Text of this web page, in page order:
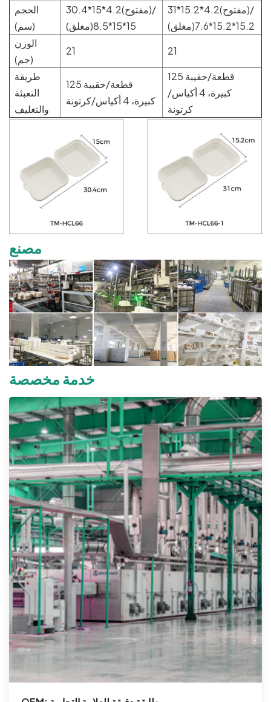
الحجم
(سم)
30.4*15*4.2(مفتوح)/
15*15*8.5(مغلق)
31*15.2*4.2(مفتوح)/
15.2*15.2*7.6(مغلق)
الوزن
(جم)
21
21
طريقة
التعبئة
والتغليف
125 قطعة/حقيبة
كبيرة، 4 أكياس/كرتونة
125 قطعة/حقيبة
كبيرة، 4 أكياس/
كرتونة
مصنع
خدمة مخصصة